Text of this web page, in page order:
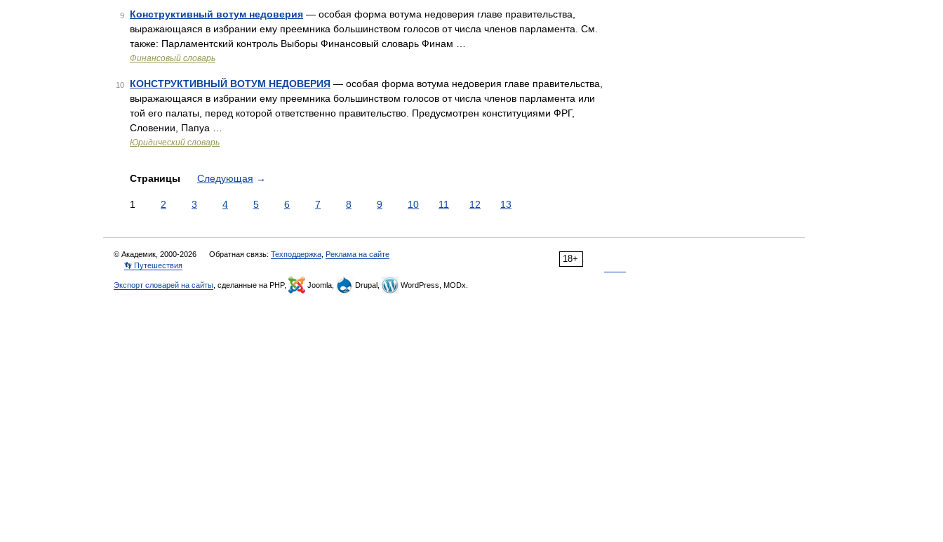
9 Конструктивный вотум недоверия — особая форма вотума недоверия главе правительства,
выражающаяся в избрании ему преемника большинством голосов от числа членов парламента. См.
также: Парламентский контроль Выборы Финансовый словарь Финам …
Финансовый словарь
10 КОНСТРУКТИВНЫЙ ВОТУМ НЕДОВЕРИЯ — особая форма вотума недоверия главе правительства,
выражающаяся в избрании ему преемника большинством голосов от числа членов парламента или
той его палаты, перед которой ответственно правительство. Предусмотрен конституциями ФРГ,
Словении, Папуа …
Юридический словарь
Страницы Следующая →
1 2 3 4 5 6 7 8 9 10 11 12 13
18+
© Академик, 2000-2026 Обратная связь: Техподдержка Реклама на сайте
👣 Путешествия
Экспорт словарей на сайты , сделанные на PHP, Joomla, Drupal, WordPress, MODx.